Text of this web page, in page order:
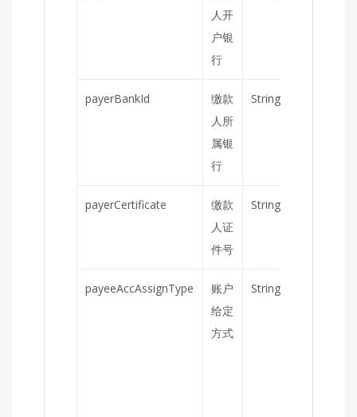
人开
户银
行
payerBankId
缴款
人所
属银
行
String
payerCertificate
缴款
人证
件号
String
payeeAccAssignType
账户
给定
方式
String